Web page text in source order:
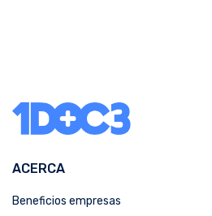
ACERCA
Beneficios empresas